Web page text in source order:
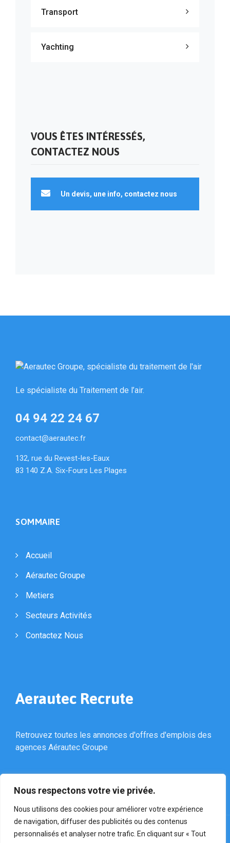
Nous respectons votre vie privée.
Nous utilisons des cookies pour améliorer votre expérience
de navigation, diffuser des publicités ou des contenus
personnalisés et analyser notre trafic. En cliquant sur « Tout
Transport
Yachting
VOUS ÊTES INTÉRESSÉS,
CONTACTEZ NOUS
Un devis, une info, contactez nous
Le spécialiste du Traitement de l’air.
04 94 22 24 67
contact@aerautec.fr
132, rue du Revest-les-Eaux
83 140 Z.A. Six-Fours Les Plages
SOMMAIRE
Accueil
Aérautec Groupe
Metiers
Secteurs Activités
Contactez Nous
Aerautec Recrute
Retrouvez toutes les annonces d'offres d'emplois des
agences Aérautec Groupe